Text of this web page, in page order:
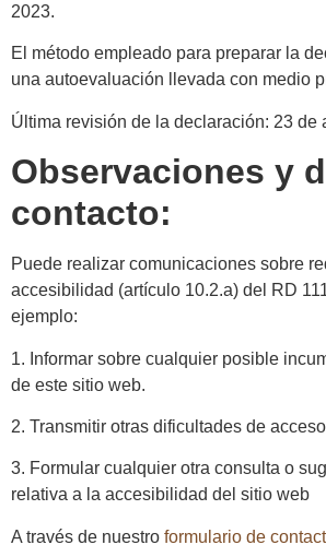
2023.
El método empleado para preparar la
una autoevaluación llevada con medio
Última revisión de la declaración: 23 de
Observaciones y
contacto:
Puede realizar comunicaciones sobre
accesibilidad (artículo 10.2.a) del RD
ejemplo:
1. Informar sobre cualquier posible
de este sitio web.
2. Transmitir otras dificultades de
3. Formular cualquier otra consulta o
relativa a la accesibilidad del sitio web
A través de nuestro formulario de